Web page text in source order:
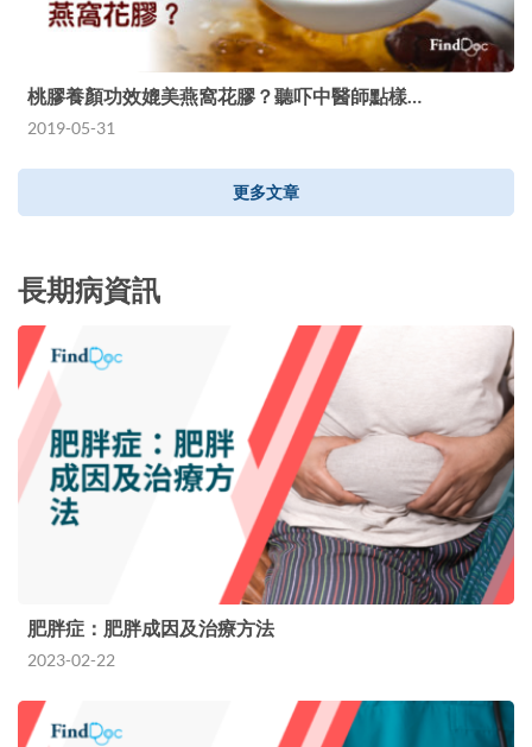
桃膠養顏功效媲美燕窩花膠？聽吓中醫師點樣…
2019-05-31
更多文章
長期病資訊
肥胖症：肥胖成因及治療方法
2023-02-22